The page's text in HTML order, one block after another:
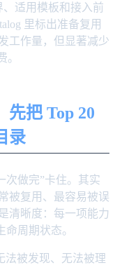
适用模板和接入前
里标出准备复用
工作量，但显著减少
。
先把 Top 20
录
次做完”卡住。其实
被复用、最容易被误
清晰度：每一项能力
周期状态。
法被发现、无法被理